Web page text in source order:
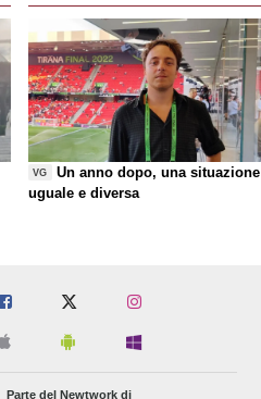
VG
Un anno dopo, una situazione
uguale e diversa
Parte del Newtwork di